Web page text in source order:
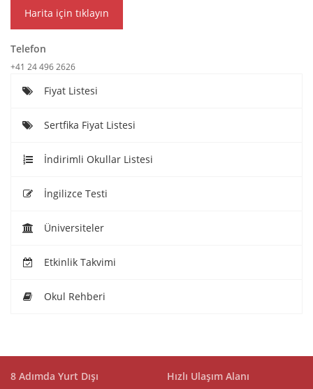
Harita için tıklayın
Telefon
+41 24 496 2626
Fiyat Listesi
Sertfika Fiyat Listesi
İndirimli Okullar Listesi
İngilizce Testi
Üniversiteler
Etkinlik Takvimi
Okul Rehberi
8 Adımda Yurt Dışı Hızlı Ulaşım Alanı